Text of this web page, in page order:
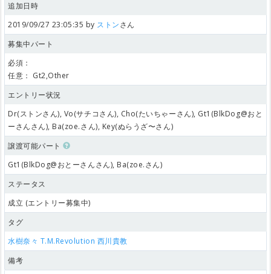
追加日時
2019/09/27 23:05:35 by ストンさん
募集中パート
必須：
任意： Gt2,Other
エントリー状況
Dr(ストンさん), Vo(サチコさん), Cho(たいちゃーさん), Gt1(BlkDog@おと
ーさんさん), Ba(zoe.さん), Key(ぬらうざ〜さん)
譲渡可能パート
Gt1(BlkDog@おとーさんさん), Ba(zoe.さん)
ステータス
成立 (エントリー募集中)
タグ
水樹奈々 T.M.Revolution 西川貴教
備考